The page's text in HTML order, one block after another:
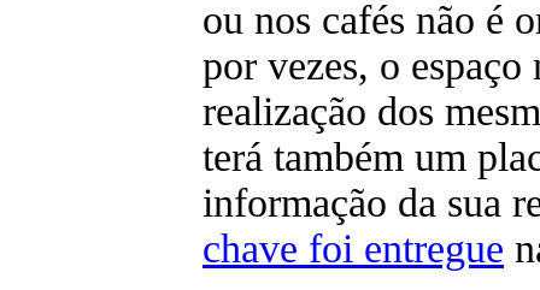
ou nos cafés não é
por vezes, o espaço
realização dos
terá também um
informação da sua
chave foi entregue